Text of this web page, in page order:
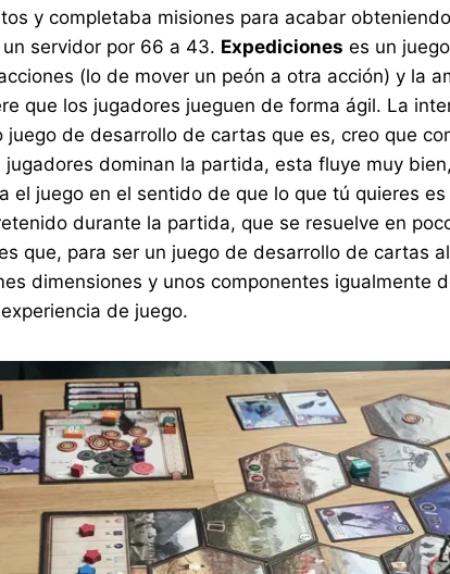
y completaba misiones para acabar
servidor por 66 a 43. Expediciones es un
(lo de mover un peón a otra acción) y la
que los jugadores jueguen de forma ágil. La
de desarrollo de cartas que es, creo que
dominan la partida, esta fluye muy
el juego en el sentido de que lo que tú quieres
durante la partida, que se resuelve en
que, para ser un juego de desarrollo de cartas
dimensiones y unos componentes igualmente
de juego.